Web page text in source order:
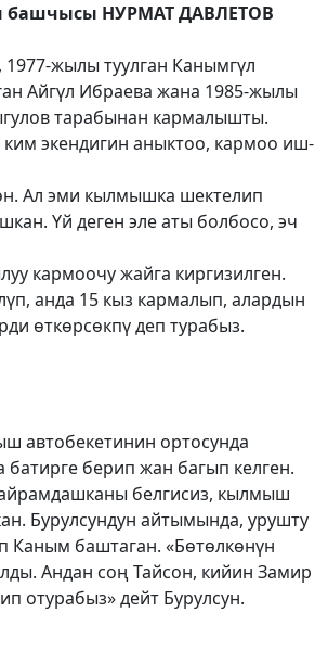
НУРМАТ ДАВЛЕТОВ
жылы туулган Канымгүл
Айгүл Ибраева жана 1985-жылы
тарабынан кармалышты.
экендигин аныктоо, кармоо иш-
Ал эми кылмышка шектелип
Үй деген эле аты болбосо, эч
кармоочу жайга киргизилген.
анда 15 кыз кармалып, алардын
өткөрсөкпү деп турабыз.
автобекетинин ортосунда
батирге берип жан багып келген.
белгисиз, кылмыш
Бурулсундун айтымында, урушту
Каным баштаган. «Бөтөлкөнүн
Андан соң Тайсон, кийин Замир
отурабыз» дейт Бурулсун.